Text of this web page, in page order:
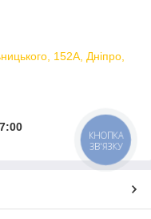
152А, Дніпро,
КНОПКА
ЗВ'ЯЗКУ